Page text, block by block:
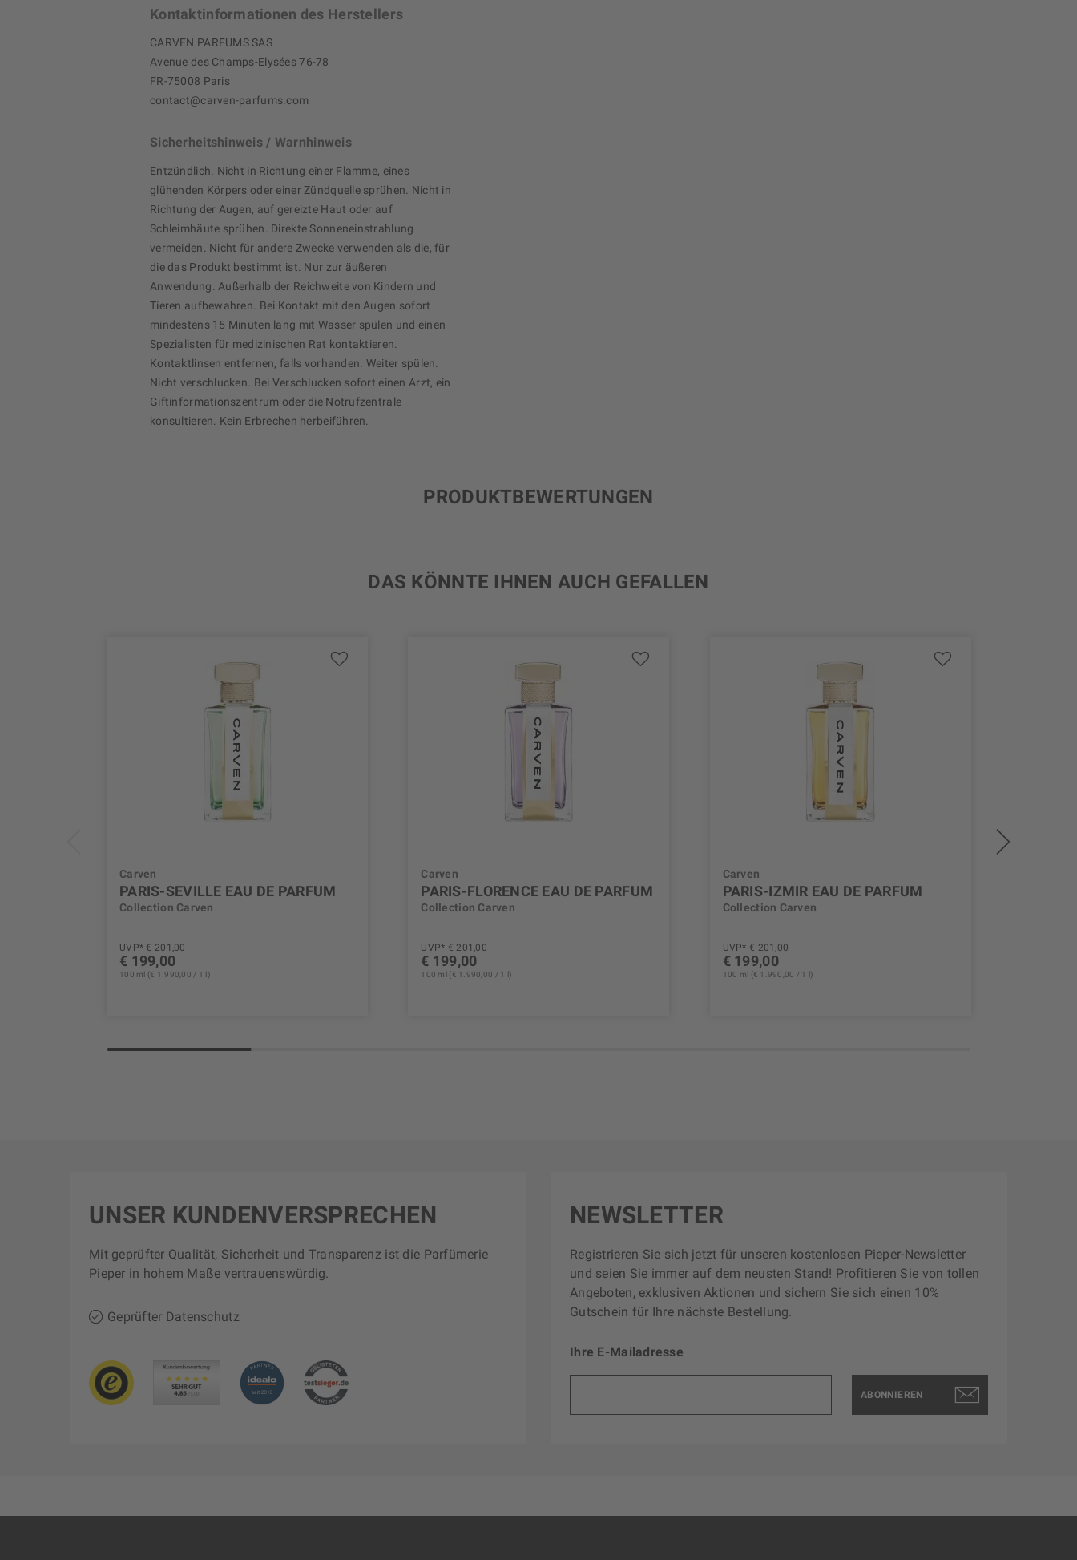
Kontaktinformationen des Herstellers
CARVEN PARFUMS SAS
Avenue des Champs-Elysées 76-78
FR-75008 Paris
contact@carven-parfums.com
Sicherheitshinweis / Warnhinweis
Entzündlich. Nicht in Richtung einer Flamme, eines
glühenden Körpers oder einer Zündquelle sprühen. Nicht in
Richtung der Augen, auf gereizte Haut oder auf
Schleimhäute sprühen. Direkte Sonneneinstrahlung
vermeiden. Nicht für andere Zwecke verwenden als die, für
die das Produkt bestimmt ist. Nur zur äußeren
Anwendung. Außerhalb der Reichweite von Kindern und
Tieren aufbewahren. Bei Kontakt mit den Augen sofort
mindestens 15 Minuten lang mit Wasser spülen und einen
Spezialisten für medizinischen Rat kontaktieren.
Kontaktlinsen entfernen, falls vorhanden. Weiter spülen.
Nicht verschlucken. Bei Verschlucken sofort einen Arzt, ein
Giftinformationszentrum oder die Notrufzentrale
konsultieren. Kein Erbrechen herbeiführen.
PRODUKTBEWERTUNGEN
DAS KÖNNTE IHNEN AUCH GEFALLEN
Carven
PARIS-SEVILLE EAU DE PARFUM
Collection Carven
UVP* € 201,00
€ 199,00
100 ml (€ 1.990,00 / 1 l)
Carven
PARIS-FLORENCE EAU DE PARFUM
Collection Carven
UVP* € 201,00
€ 199,00
100 ml (€ 1.990,00 / 1 l)
Carven
PARIS-IZMIR EAU DE PARFUM
Collection Carven
UVP* € 201,00
€ 199,00
100 ml (€ 1.990,00 / 1 l)
NEWSLETTER
Registrieren Sie sich jetzt für unseren kostenlosen Pieper-Newsletter
und seien Sie immer auf dem neusten Stand! Profitieren Sie von tollen
Angeboten, exklusiven Aktionen und sichern Sie sich einen 10%
Gutschein für Ihre nächste Bestellung.
Ihre E-Mailadresse
ABONNIEREN
UNSER KUNDENVERSPRECHEN
Mit geprüfter Qualität, Sicherheit und Transparenz ist die Parfümerie
Pieper in hohem Maße vertrauenswürdig.
Geprüfter Datenschutz